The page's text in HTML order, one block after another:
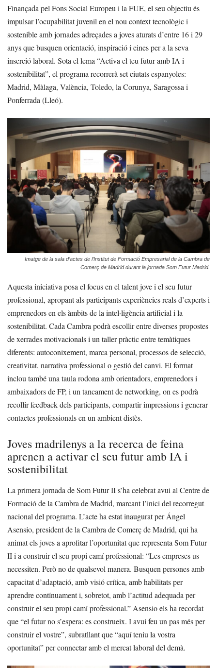
Finançada pel Fons Social Europeu i la FUE, el seu objectiu és
impulsar l’ocupabilitat juvenil en el nou context tecnològic i
sostenible amb jornades adreçades a joves aturats d’entre 16 i 29
anys que busquen orientació, inspiració i eines per a la seva
inserció laboral. Sota el lema “Activa el teu futur amb IA i
sostenibilitat”, el programa recorrerà set ciutats espanyoles:
Madrid, Màlaga, València, Toledo, la Corunya, Saragossa i
Ponferrada (Lleó).
Imatge de la sala d’actes de l’Institut de Formació Empresarial de la Cambra de
Comerç de Madrid durant la jornada Som Futur Madrid.
Aquesta iniciativa posa el focus en el talent jove i el seu futur
professional, apropant als participants experiències reals d’experts i
emprenedors en els àmbits de la intel·ligència artificial i la
sostenibilitat. Cada Cambra podrà escollir entre diverses propostes
de xerrades motivacionals i un taller pràctic entre temàtiques
diferents: autoconixement, marca personal, processos de selecció,
creativitat, narrativa professional o gestió del canvi. El format
inclou també una taula rodona amb orientadors, emprenedors i
ambaixadors de FP, i un tancament de networking, on es podrà
recollir feedback dels participants, compartir impressions i generar
contactes professionals en un ambient distès.
Joves madrilenys a la recerca de feina
aprenen a activar el seu futur amb IA i
sostenibilitat
La primera jornada de Som Futur II s’ha celebrat avui al Centre de
Formació de la Cambra de Madrid, marcant l’inici del recorregut
nacional del programa. L’acte ha estat inaugurat per Ángel
Asensio, president de la Cambra de Comerç de Madrid, qui ha
animat els joves a aprofitar l’oportunitat que representa Som Futur
II i a construir el seu propi camí professional: “Les empreses us
necessiten. Però no de qualsevol manera. Busquen persones amb
capacitat d’adaptació, amb visió crítica, amb habilitats per
aprendre contínuament i, sobretot, amb l’actitud adequada per
construir el seu propi camí professional.” Asensio els ha recordat
que “el futur no s’espera: es construeix. I avui feu un pas més per
construir el vostre”, subratllant que “aquí teniu la vostra
oportunitat” per connectar amb el mercat laboral del demà.